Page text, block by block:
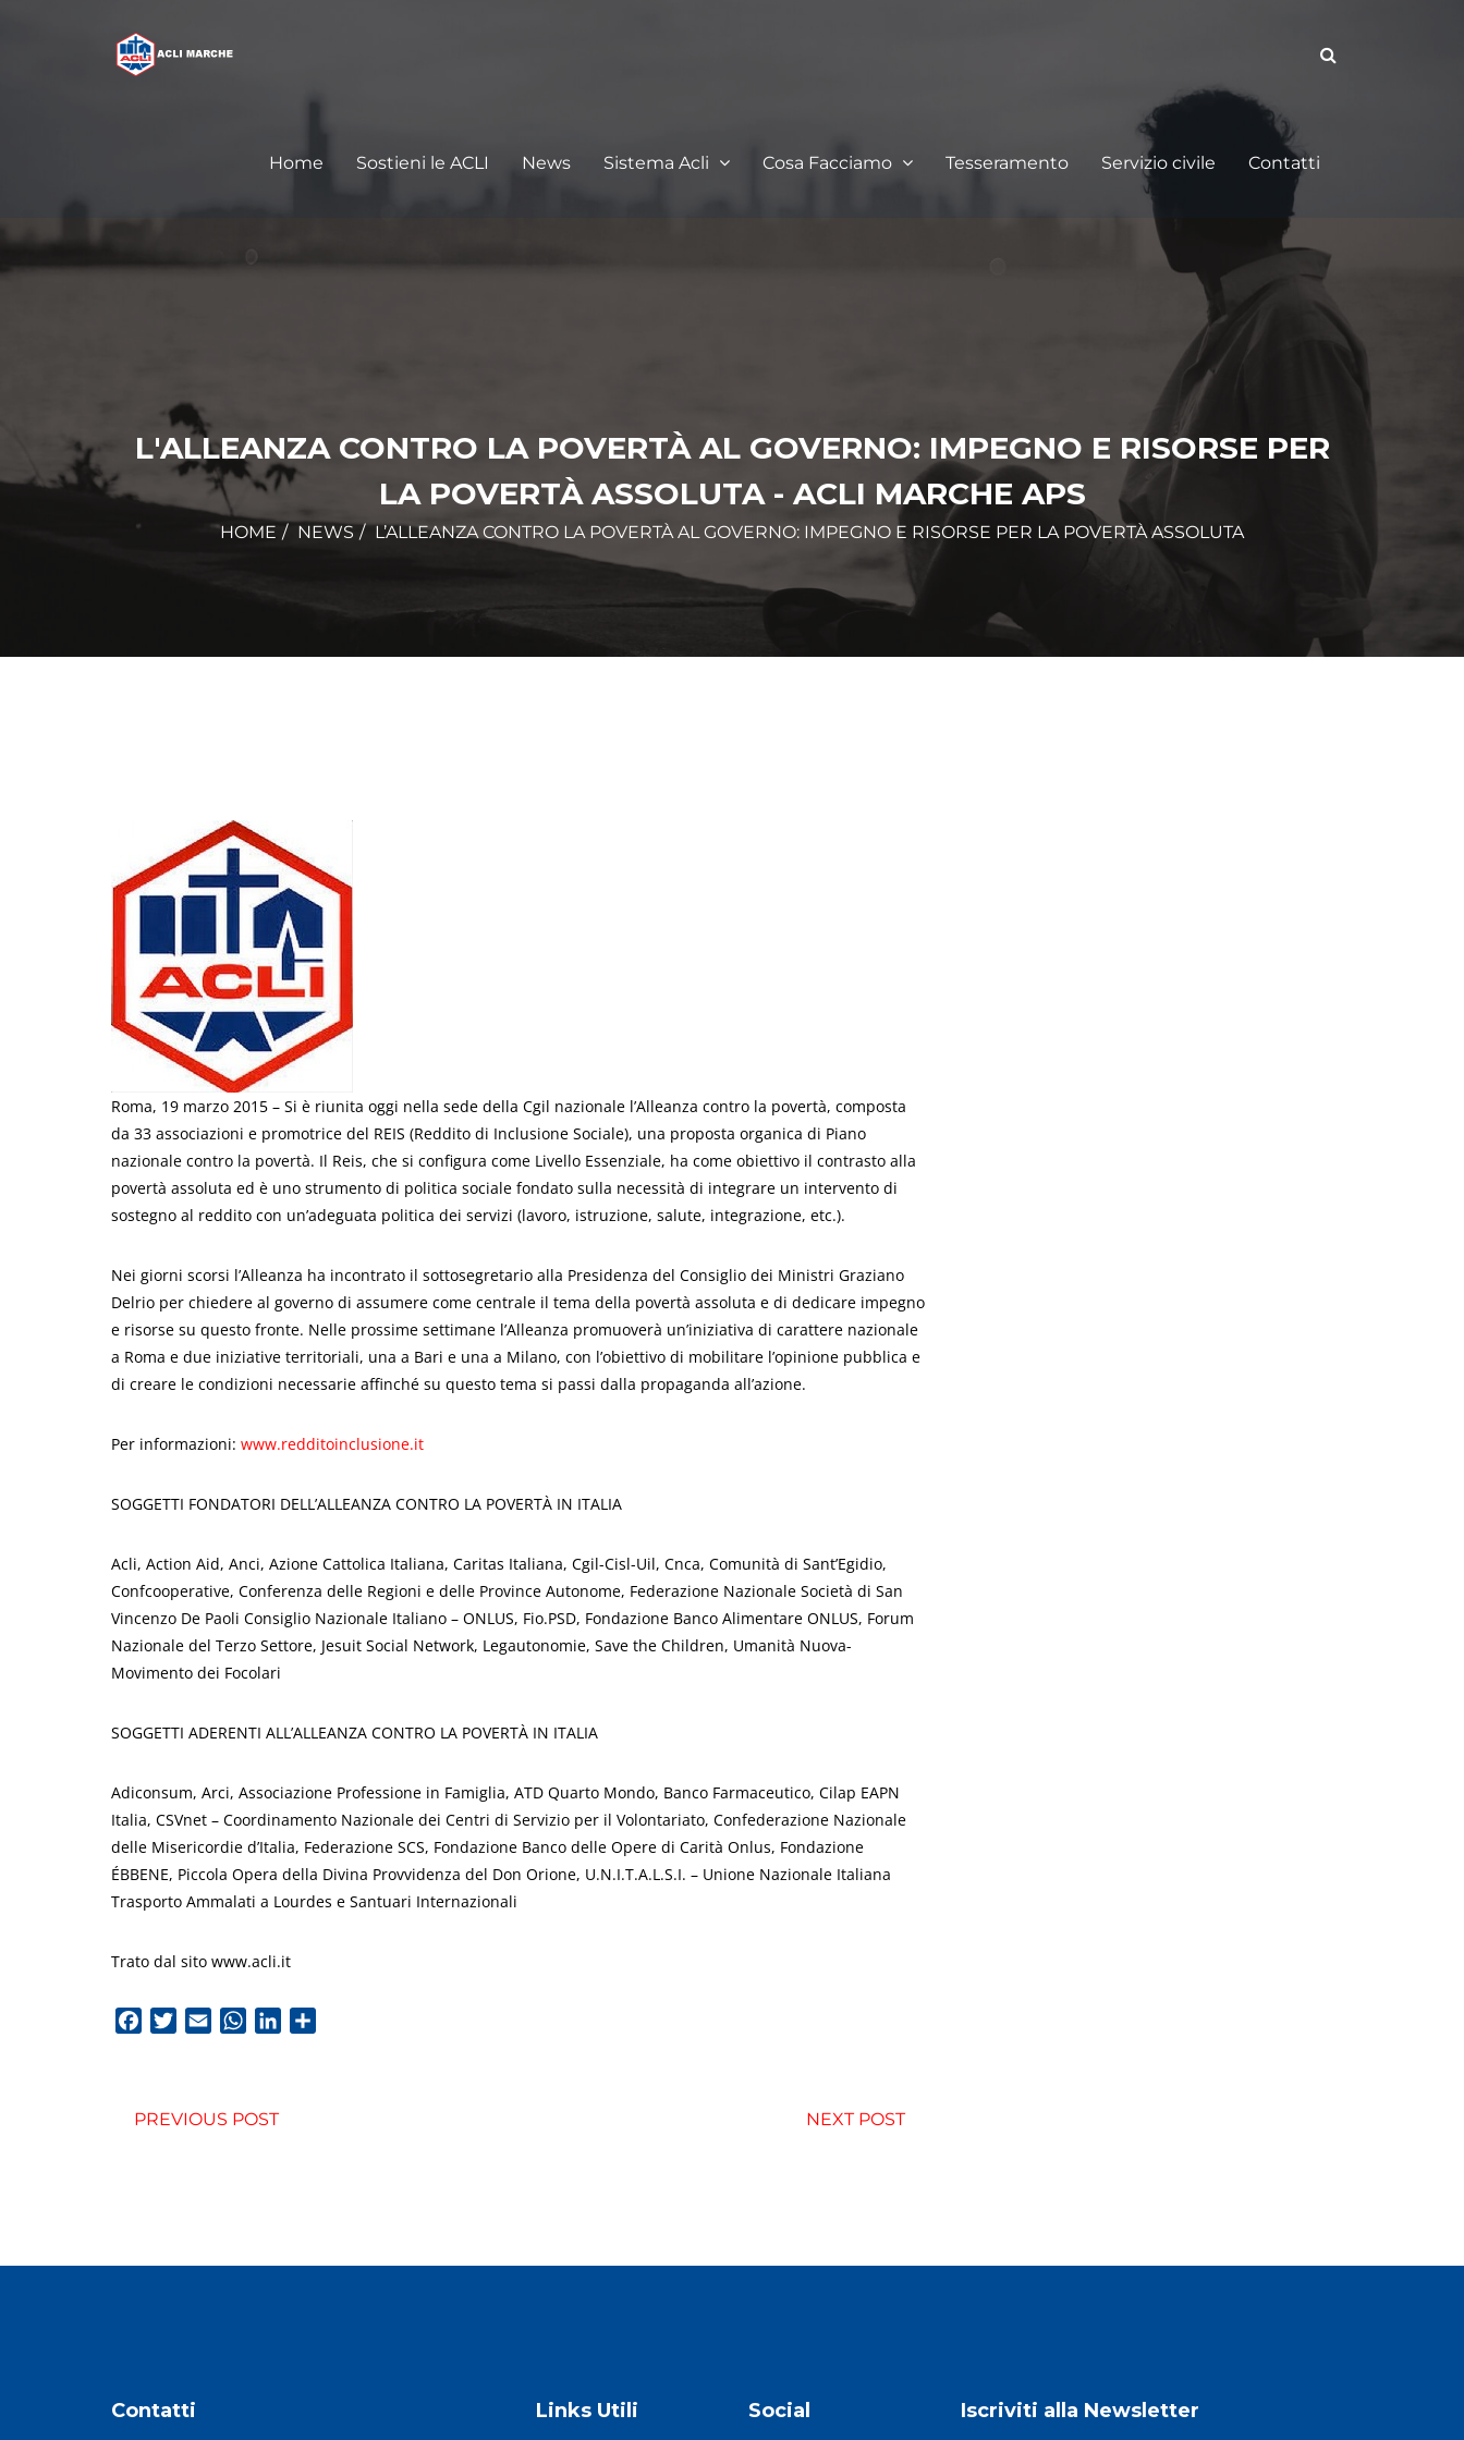
Home Sostieni le ACLI News Sistema Acli Cosa Facciamo Tesseramento Servizio civile Contatti
L'ALLEANZA CONTRO LA POVERTÀ AL GOVERNO: IMPEGNO E RISORSE PER
LA POVERTÀ ASSOLUTA - ACLI MARCHE APS
HOME NEWS L’ALLEANZA CONTRO LA POVERTÀ AL GOVERNO: IMPEGNO E RISORSE PER LA POVERTÀ ASSOLUTA
Roma, 19 marzo 2015 – Si è riunita oggi nella sede della Cgil nazionale l’Alleanza contro la povertà, composta
da 33 associazioni e promotrice del REIS (Reddito di Inclusione Sociale), una proposta organica di Piano
nazionale contro la povertà. Il Reis, che si configura come Livello Essenziale, ha come obiettivo il contrasto alla
povertà assoluta ed è uno strumento di politica sociale fondato sulla necessità di integrare un intervento di
sostegno al reddito con un’adeguata politica dei servizi (lavoro, istruzione, salute, integrazione, etc.).
Nei giorni scorsi l’Alleanza ha incontrato il sottosegretario alla Presidenza del Consiglio dei Ministri Graziano
Delrio per chiedere al governo di assumere come centrale il tema della povertà assoluta e di dedicare impegno
e risorse su questo fronte. Nelle prossime settimane l’Alleanza promuoverà un’iniziativa di carattere nazionale
a Roma e due iniziative territoriali, una a Bari e una a Milano, con l’obiettivo di mobilitare l’opinione pubblica e
di creare le condizioni necessarie affinché su questo tema si passi dalla propaganda all’azione.
Per informazioni: www.redditoinclusione.it
SOGGETTI FONDATORI DELL’ALLEANZA CONTRO LA POVERTÀ IN ITALIA
Acli, Action Aid, Anci, Azione Cattolica Italiana, Caritas Italiana, Cgil-Cisl-Uil, Cnca, Comunità di Sant’Egidio,
Confcooperative, Conferenza delle Regioni e delle Province Autonome, Federazione Nazionale Società di San
Vincenzo De Paoli Consiglio Nazionale Italiano – ONLUS, Fio.PSD, Fondazione Banco Alimentare ONLUS, Forum
Nazionale del Terzo Settore, Jesuit Social Network, Legautonomie, Save the Children, Umanità Nuova-
Movimento dei Focolari
SOGGETTI ADERENTI ALL’ALLEANZA CONTRO LA POVERTÀ IN ITALIA
Adiconsum, Arci, Associazione Professione in Famiglia, ATD Quarto Mondo, Banco Farmaceutico, Cilap EAPN
Italia, CSVnet – Coordinamento Nazionale dei Centri di Servizio per il Volontariato, Confederazione Nazionale
delle Misericordie d’Italia, Federazione SCS, Fondazione Banco delle Opere di Carità Onlus, Fondazione
ÉBBENE, Piccola Opera della Divina Provvidenza del Don Orione, U.N.I.T.A.L.S.I. – Unione Nazionale Italiana
Trasporto Ammalati a Lourdes e Santuari Internazionali
Trato dal sito www.acli.it
FacebookTwitterEmail WhatsApp
LinkedIn
PREVIOUS POST NEXT POST
Contatti Links Utili Social Iscriviti alla Newsletter